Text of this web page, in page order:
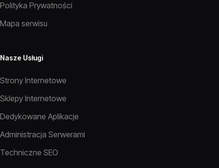
Polityka Prywatności
Mapa serwisu
Nasze Usługi
Strony Internetowe
Sklepy Internetowe
Dedykowane Aplikacje
Administracja Serwerami
Techniczne SEO